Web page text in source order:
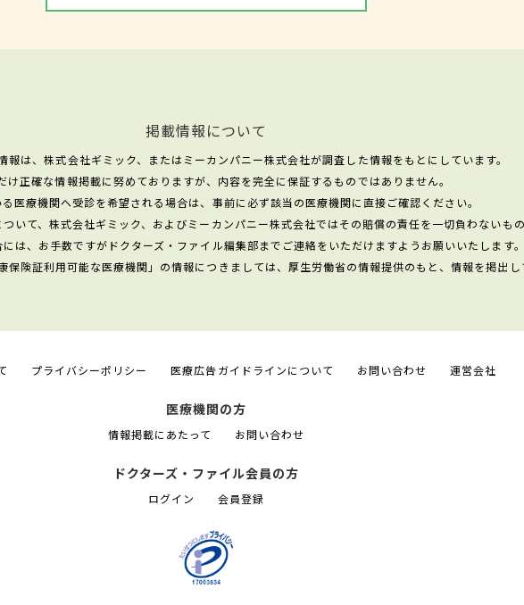
掲載情報について
報は、株式会社ギミック、またはミーカンパニー株式会社が調査した情報をもとにしています。
け正確な情報掲載に努めておりますが、内容を完全に保証するものではありません。
医療機関へ受診を希望される場合は、事前に必ず該当の医療機関に直接ご確認ください。
いて、株式会社ギミック、およびミーカンパニー株式会社ではその賠償の責任を一切負わないもの
は、お手数ですがドクターズ・ファイル編集部までご連絡をいただけますようお願いいたします。
保険証利用可能な医療機関」の情報につきましては、厚生労働省の情報提供のもと、情報を掲出し
プライバシーポリシー 医療広告ガイドラインについて お問い合わせ 運営会社
医療機関の方
情報掲載にあたって お問い合わせ
ドクターズ・ファイル会員の方
ログイン 会員登録